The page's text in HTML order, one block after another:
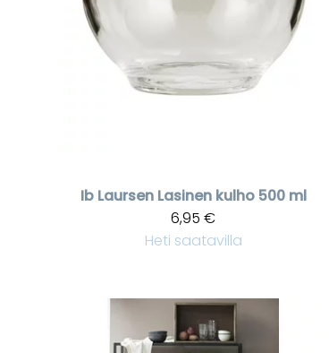
Ib Laursen Lasinen kulho 500 ml
6,95 €
Heti saatavilla